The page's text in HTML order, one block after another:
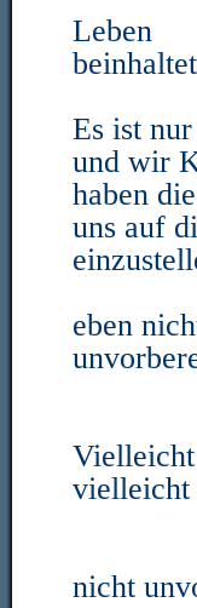
Leben
Es ist
und wir
haben
uns auf
eben
vielleicht
nicht